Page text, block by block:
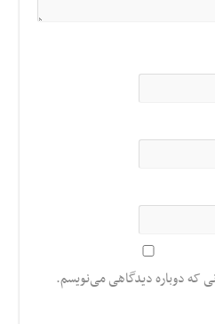
که دوباره دیدگاهی می‌نویسم.